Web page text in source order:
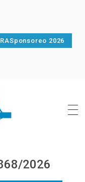
2026
2026